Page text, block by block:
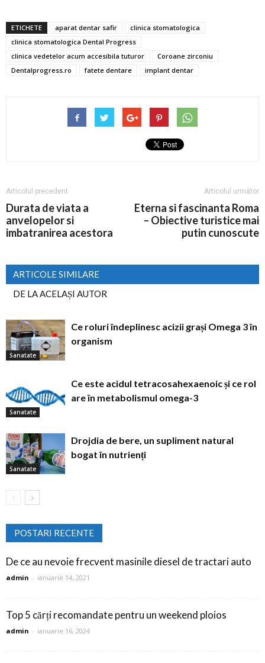
ETICHETE aparat dentar safir
clinica stomatologica
clinica stomatologica Dental Progress
clinica vedetelor acum accesibila tuturor
Coroane zirconiu
Dentalprogress.ro
fatete dentare implant dentar
Articolul precedent
Durata de viata a
anvelopelor si
imbatranirea acestora
Articolul următor
Eterna si fascinanta Roma
– Obiective turistice mai
putin cunoscute
ARTICOLE SIMILARE
DE LA ACELAȘI AUTOR
Sanatate
Ce roluri îndeplinesc acizii grași Omega 3 în
organism
Sanatate
Ce este acidul tetracosahexaenoic și ce rol
are în metabolismul omega-3
Sanatate
Drojdia de bere, un supliment natural
bogat în nutrienți
POSTARI RECENTE
De ce au nevoie frecvent masinile diesel de tractari auto
admin - ianuarie 14, 2021
Top 5 cărți recomandate pentru un weekend ploios
admin - ianuarie 16, 2024